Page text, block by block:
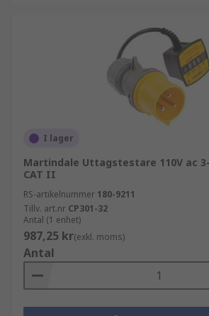
I lager
Martindale Uttagstestare 110V ac
CAT II
RS-artikelnummer 180-9211
Tillv. art.nr CP301-32
Antal (1 enhet)
987,25 kr(exkl. moms)
Antal